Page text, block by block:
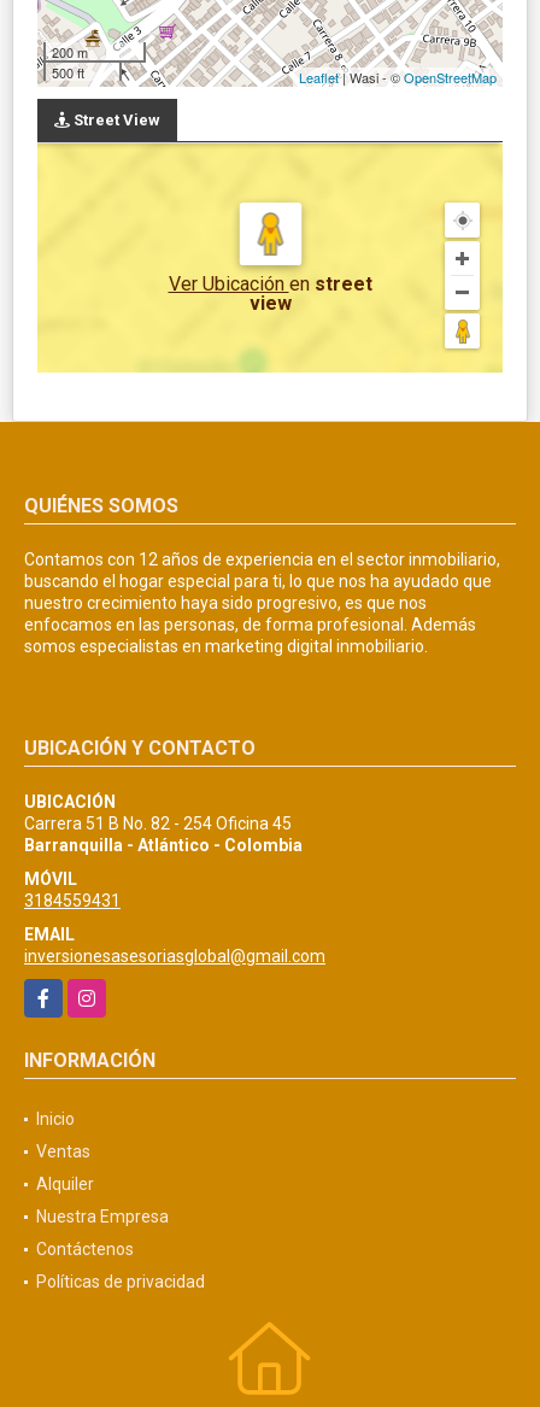
200 m
500 ft
Leaflet| Wasi - ©OpenStreetMap
Street View
Ver Ubicación en street
view
QUIÉNES SOMOS
Contamos con 12 años de experiencia en el sector inmobiliario,
buscando el hogar especial para ti, lo que nos ha ayudado que
nuestro crecimiento haya sido progresivo, es que nos
enfocamos en las personas, de forma profesional. Además
somos especialistas en marketing digital inmobiliario.
UBICACIÓN Y CONTACTO
UBICACIÓN
Carrera 51 B No. 82 - 254 Oficina 45
Barranquilla - Atlántico - Colombia
MÓVIL
3184559431
EMAIL
inversionesasesoriasglobal@gmail.com
FacebookInstagram
INFORMACIÓN
Inicio
Ventas
Alquiler
Nuestra Empresa
Contáctenos
Políticas de privacidad